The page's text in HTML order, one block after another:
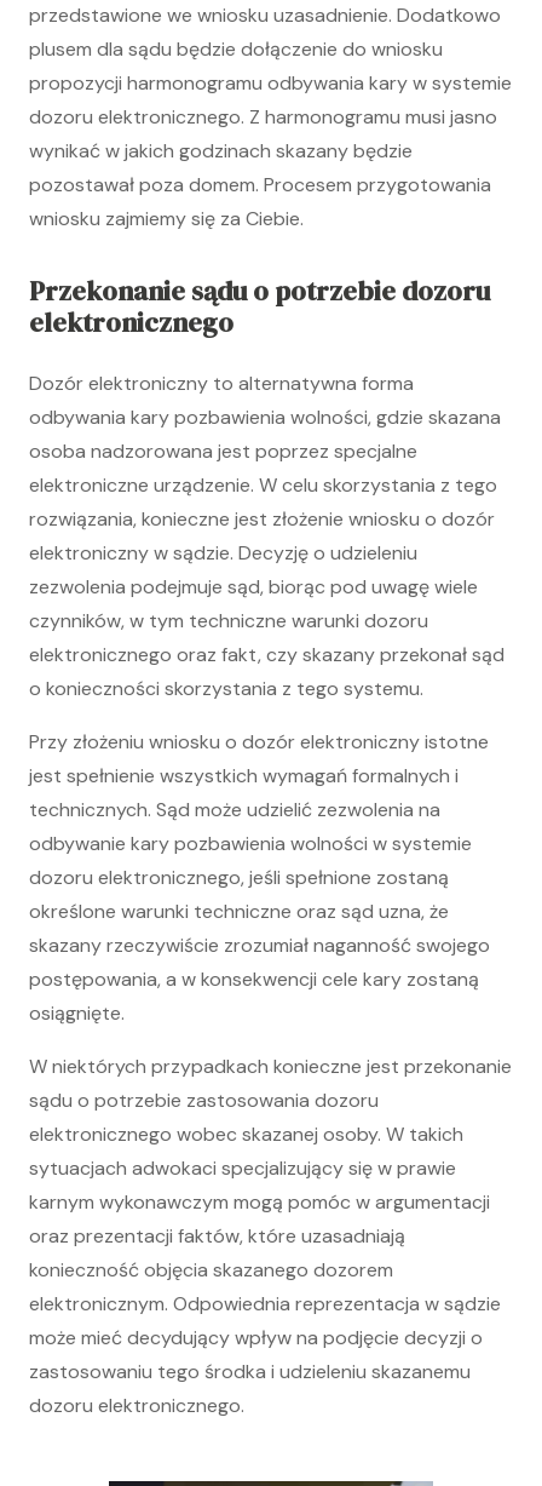
przedstawione we wniosku uzasadnienie. Dodatkowo
plusem dla sądu będzie dołączenie do wniosku
propozycji harmonogramu odbywania kary w systemie
dozoru elektronicznego. Z harmonogramu musi jasno
wynikać w jakich godzinach skazany będzie
pozostawał poza domem. Procesem przygotowania
wniosku zajmiemy się za Ciebie.
Przekonanie sądu o potrzebie dozoru
elektronicznego
Dozór elektroniczny to alternatywna forma
odbywania kary pozbawienia wolności, gdzie skazana
osoba nadzorowana jest poprzez specjalne
elektroniczne urządzenie. W celu skorzystania z tego
rozwiązania, konieczne jest złożenie wniosku o dozór
elektroniczny w sądzie. Decyzję o udzieleniu
zezwolenia podejmuje sąd, biorąc pod uwagę wiele
czynników, w tym techniczne warunki dozoru
elektronicznego oraz fakt, czy skazany przekonał sąd
o konieczności skorzystania z tego systemu.
Przy złożeniu wniosku o dozór elektroniczny istotne
jest spełnienie wszystkich wymagań formalnych i
technicznych. Sąd może udzielić zezwolenia na
odbywanie kary pozbawienia wolności w systemie
dozoru elektronicznego, jeśli spełnione zostaną
określone warunki techniczne oraz sąd uzna, że
skazany rzeczywiście zrozumiał naganność swojego
postępowania, a w konsekwencji cele kary zostaną
osiągnięte.
W niektórych przypadkach konieczne jest przekonanie
sądu o potrzebie zastosowania dozoru
elektronicznego wobec skazanej osoby. W takich
sytuacjach adwokaci specjalizujący się w prawie
karnym wykonawczym mogą pomóc w argumentacji
oraz prezentacji faktów, które uzasadniają
konieczność objęcia skazanego dozorem
elektronicznym. Odpowiednia reprezentacja w sądzie
może mieć decydujący wpływ na podjęcie decyzji o
zastosowaniu tego środka i udzieleniu skazanemu
dozoru elektronicznego.